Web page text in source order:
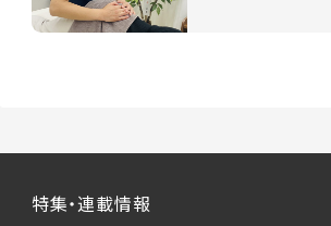
特集・連載情報